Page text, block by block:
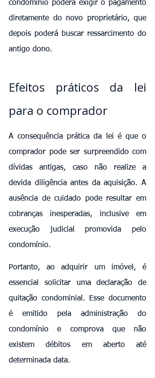
condomínio poderá exigir o pagamento
diretamente do novo proprietário, que
depois poderá buscar ressarcimento do
antigo dono.
Efeitos práticos da lei
para o comprador
A consequência prática da lei é que o
comprador pode ser surpreendido com
dívidas antigas, caso não realize a
devida diligência antes da aquisição. A
ausência de cuidado pode resultar em
cobranças inesperadas, inclusive em
execução judicial promovida pelo
condomínio.
Portanto, ao adquirir um imóvel, é
essencial solicitar uma declaração de
quitação condominial. Esse documento
é emitido pela administração do
condomínio e comprova que não
existem débitos em aberto até
determinada data.